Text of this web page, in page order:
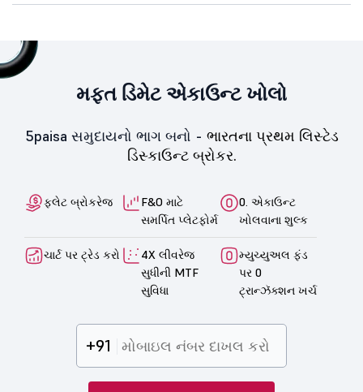
મફત ડિમેટ એકાઉન્ટ ખોલો
5paisa સમુદાયનો ભાગ બનો - ભારતના પ્રથમ લિસ્ટેડ
ડિસ્કાઉન્ટ બ્રોકર.
ફ્લેટ બ્રોકરેજ
F&O માટે
સમર્પિત પ્લેટફોર્મ
0. એકાઉન્ટ
ખોલવાના શુલ્ક
ચાર્ટ પર ટ્રેડ કરો
4X લીવરેજ
સુધીની MTF
સુવિધા
મ્યુચ્યુઅલ ફંડ
પર 0
ટ્રાન્ઝૅક્શન ખર્ચ
+91